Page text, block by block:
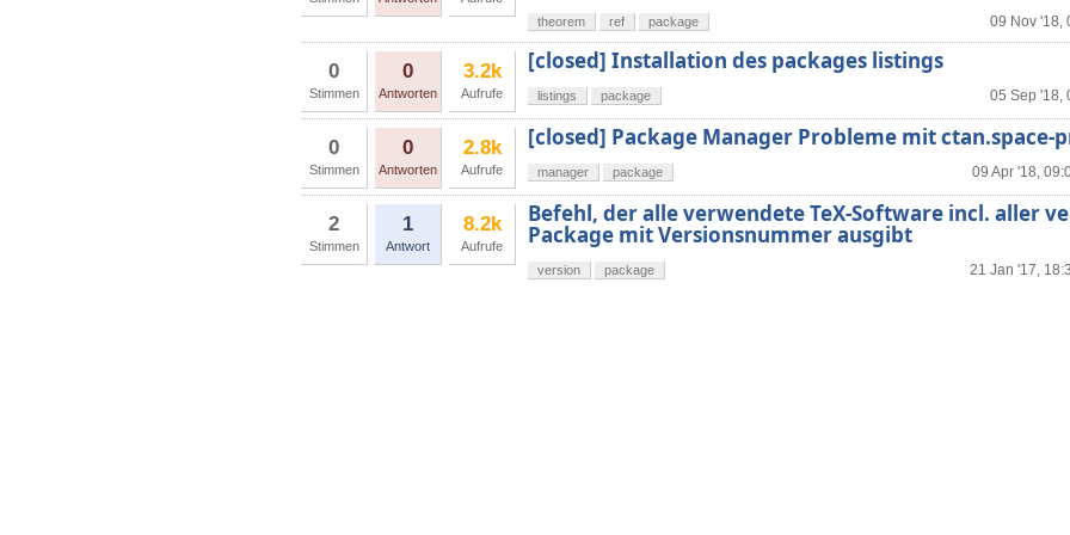
09 Nov '18,
theorem ref package
0
Stimmen
0
Antworten
3.2k
Aufrufe
[closed] Installation des packages listings
05 Sep '18,
listings package
0
Stimmen
0
Antworten
2.8k
Aufrufe
[closed] Package Manager Probleme mit ctan.space-
09 Apr '18,
manager package
2
Stimmen
1
Antwort
8.2k
Aufrufe
Befehl, der alle verwendete TeX-Software incl. aller
Package mit Versionsnummer ausgibt
21 Jan '17,
version package